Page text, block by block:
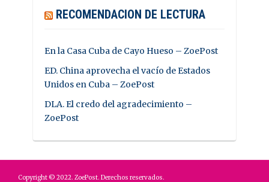
RECOMENDACION DE LECTURA
En la Casa Cuba de Cayo Hueso – ZoePost
ED. China aprovecha el vacío de Estados
Unidos en Cuba – ZoePost
DLA. El credo del agradecimiento –
ZoePost
Copyright © 2022. ZoePost. Derechos reservados.